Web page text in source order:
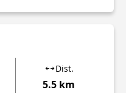
Dist.
5.5 km